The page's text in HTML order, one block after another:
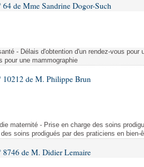
des lois
des lois
orales
débats
64 de Mme Sandrine Dogor-Such
- Délais d'obtention d'un rendez-vous pour
pour une mammographie
10212 de M. Philippe Brun
maternité - Prise en charge des soins
soins prodigués par des praticiens en bien-
8746 de M. Didier Lemaire